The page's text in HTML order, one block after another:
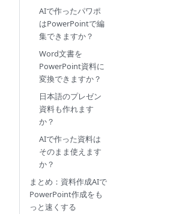
AIで作ったパワポ
はPowerPointで編
集できますか？
Word文書を
PowerPoint資料に
変換できますか？
日本語のプレゼン
資料も作れます
か？
AIで作った資料は
そのまま使えます
か？
まとめ：資料作成AIで
PowerPoint作成をも
っと速くする